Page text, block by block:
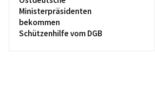
Ministerpräsidenten
bekommen
Schützenhilfe vom DGB